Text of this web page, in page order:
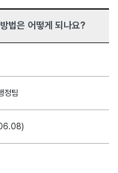
법은 어떻게 되나요?
정팀